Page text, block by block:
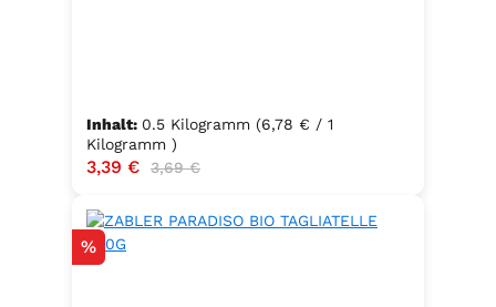
Inhalt: 0.5 Kilogramm (6,78 € / 1
Kilogramm )
Verkaufspreis:
3,39 € Regulärer Preis:
3,69 €
Rabatt
%